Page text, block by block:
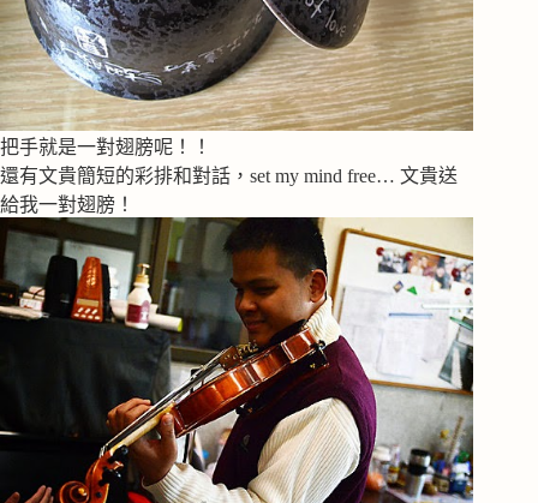
把手就是一對翅膀呢！！
還有文貴簡短的彩排和對話，set my mind free… 文貴送
給我一對翅膀！